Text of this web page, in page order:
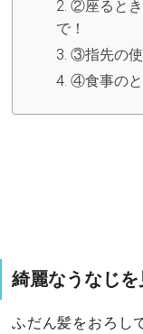
②座るとき
で！
③指先の使
④食事のと
綺麗なうなじを
ふだん髪をおろし